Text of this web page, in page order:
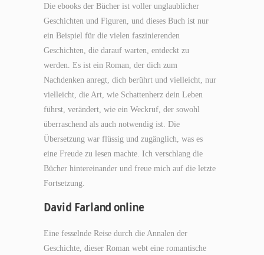
Die ebooks der Bücher ist voller unglaublicher
Geschichten und Figuren, und dieses Buch ist nur
ein Beispiel für die vielen faszinierenden
Geschichten, die darauf warten, entdeckt zu
werden. Es ist ein Roman, der dich zum
Nachdenken anregt, dich berührt und vielleicht, nur
vielleicht, die Art, wie Schattenherz dein Leben
führst, verändert, wie ein Weckruf, der sowohl
überraschend als auch notwendig ist. Die
Übersetzung war flüssig und zugänglich, was es
eine Freude zu lesen machte. Ich verschlang die
Bücher hintereinander und freue mich auf die letzte
Fortsetzung.
David Farland online
Eine fesselnde Reise durch die Annalen der
Geschichte, dieser Roman webt eine romantische